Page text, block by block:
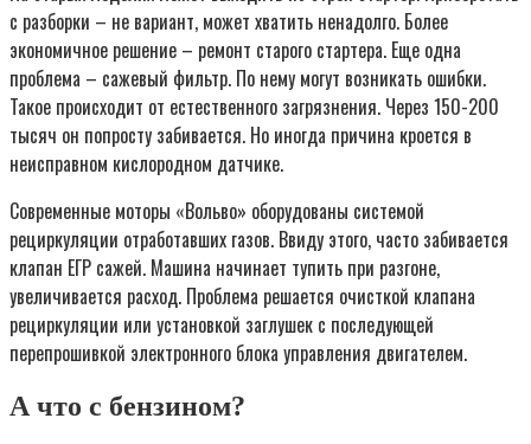
с разборки – не вариант, может хватить ненадолго. Более
экономичное решение – ремонт старого стартера. Еще одна
проблема – сажевый фильтр. По нему могут возникать ошибки.
Такое происходит от естественного загрязнения. Через 150-200
тысяч он попросту забивается. Но иногда причина кроется в
неисправном кислородном датчике.
Современные моторы «Вольво» оборудованы системой
рециркуляции отработавших газов. Ввиду этого, часто забивается
клапан ЕГР сажей. Машина начинает тупить при разгоне,
увеличивается расход. Проблема решается очисткой клапана
рециркуляции или установкой заглушек с последующей
перепрошивкой электронного блока управления двигателем.
А что с бензином?